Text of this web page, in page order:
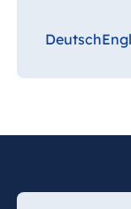
Deutsch